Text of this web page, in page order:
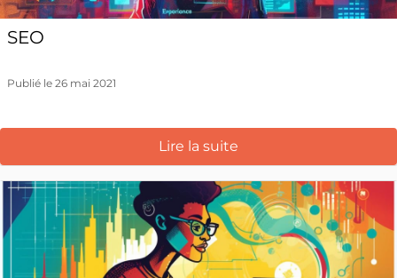
SEO
Publié le 26 mai 2021
Lire la suite